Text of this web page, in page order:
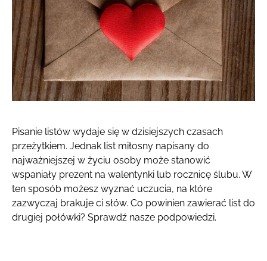
Pisanie listów wydaje się w dzisiejszych czasach
przeżytkiem. Jednak list miłosny napisany do
najważniejszej w życiu osoby może stanowić
wspaniały prezent na walentynki lub rocznicę ślubu. W
ten sposób możesz wyznać uczucia, na które
zazwyczaj brakuje ci słów. Co powinien zawierać list do
drugiej połówki? Sprawdź nasze podpowiedzi.